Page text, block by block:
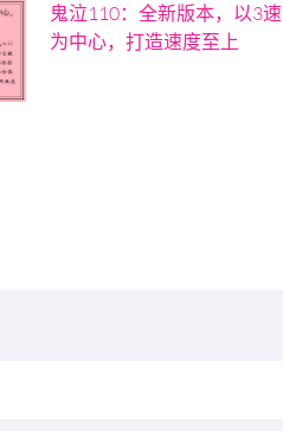
鬼泣110：全新版本，以3速
为中心，打造速度至上